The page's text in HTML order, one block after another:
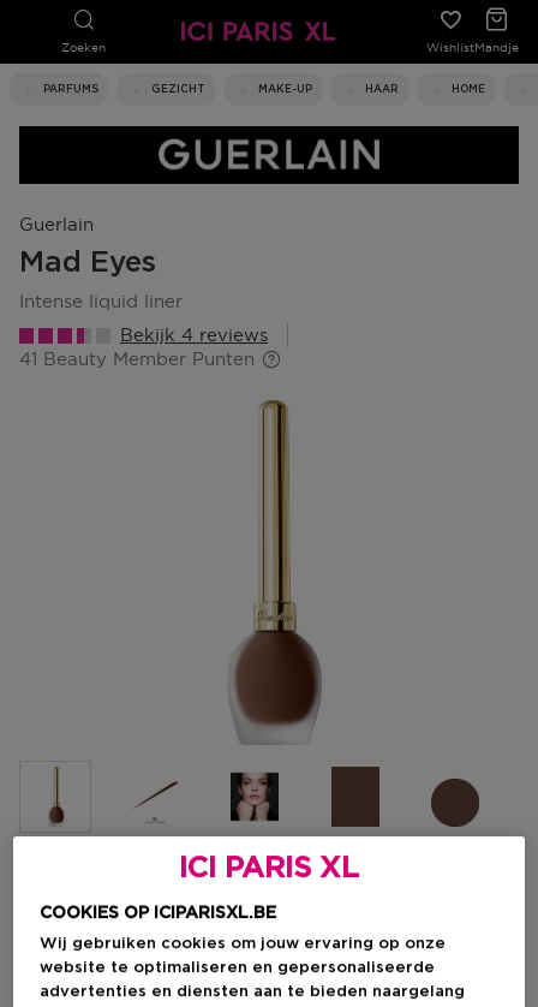
Zoeken WishlistMandje
PARFUMS GEZICHT MAKE-UP HAAR HOME
Guerlain
Mad Eyes
intense liquid liner
Bekijk 4 reviews
41 Beauty Member Punten
02 GLOSSY BROWN Op voorraad
ICI PARIS XL
COOKIES OP ICIPARISXL.BE
Wij gebruiken cookies om jouw ervaring op onze
website te optimaliseren en gepersonaliseerde
advertenties en diensten aan te bieden naargelang